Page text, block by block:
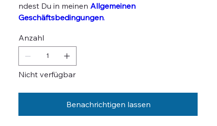
ndest Du in meinen Allgemeinen
Geschäftsbedingungen.
Anzahl
Nicht verfügbar
Benachrichtigen lassen